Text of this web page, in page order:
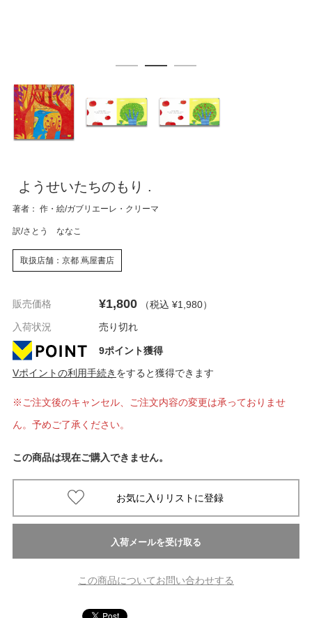
ようせいたちのもり .
著者： 作・絵/ガブリエーレ・クリーマ
訳/さとう ななこ
取扱店舗：京都 蔦屋書店
販売価格 ¥1,800 （税込 ¥1,980）
入荷状況
売り切れ
9ポイント獲得
Vポイントの利用手続き をすると獲得できます
※ご注文後のキャンセル、ご注文内容の変更は承っておりませ
ん。予めご了承ください。
この商品は現在ご購入できません。
この商品についてお問い合わせする